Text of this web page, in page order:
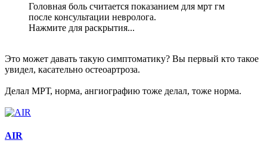
Головная боль считается показанием для мрт гм
после консультации невролога.
Нажмите для раскрытия...
Это может давать такую симптоматику? Вы первый кто такое
увидел, касательно остеоартроза.
Делал МРТ, норма, ангиографию тоже делал, тоже норма.
AIR